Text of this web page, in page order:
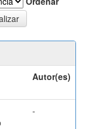
Autor(es)
-